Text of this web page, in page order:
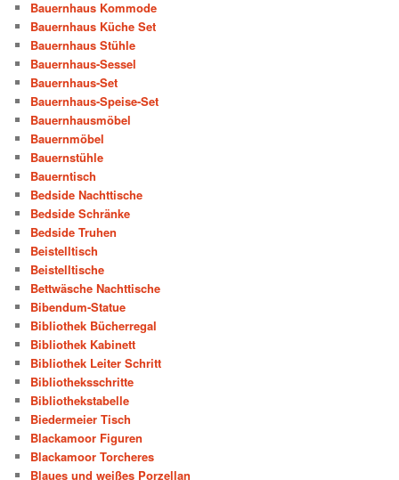
Bauernhaus Kommode
Bauernhaus Küche Set
Bauernhaus Stühle
Bauernhaus-Sessel
Bauernhaus-Set
Bauernhaus-Speise-Set
Bauernhausmöbel
Bauernmöbel
Bauernstühle
Bauerntisch
Bedside Nachttische
Bedside Schränke
Bedside Truhen
Beistelltisch
Beistelltische
Bettwäsche Nachttische
Bibendum-Statue
Bibliothek Bücherregal
Bibliothek Kabinett
Bibliothek Leiter Schritt
Bibliotheksschritte
Bibliothekstabelle
Biedermeier Tisch
Blackamoor Figuren
Blackamoor Torcheres
Blaues und weißes Porzellan